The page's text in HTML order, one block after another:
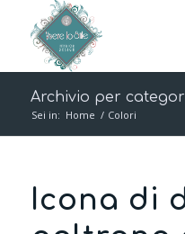
Archivio per
Sei in: Home / Colori
Icona di